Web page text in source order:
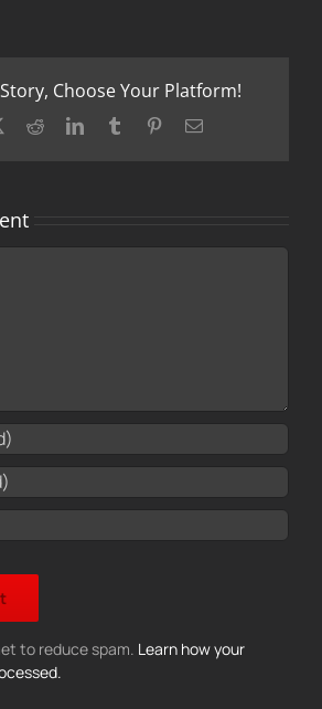
Choose Your Platform!
RedditLinkedInTumblr PinterestEmail
to reduce spam. Learn how your